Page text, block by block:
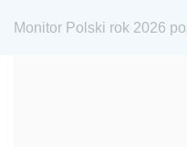
1975
Monitor Polski rok 2026